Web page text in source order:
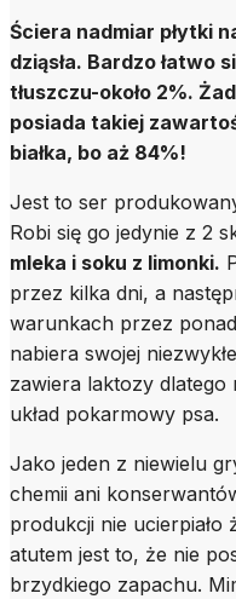
Ściera nadmiar płytki
dziąsła. Bardzo łatwo
tłuszczu-około 2%.
posiada takiej
białka, bo aż 84%!
Jest to ser
Robi się go jedynie z 2
mleka i soku z limonki.
przez kilka dni, a
warunkach przez
nabiera swojej
zawiera laktozy dlatego
układ pokarmowy psa.
Jako jeden z niewielu
chemii ani
produkcji nie
atutem jest to, że nie
brzydkiego zapachu.